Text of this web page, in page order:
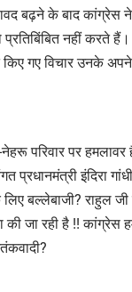
बढ़ने के बाद
प्रतिबिंबित नहीं करते
गए विचार उनके
परिवार पर
इंदिरा
बल्लेबाजी? राहुल
की जा रही है !!